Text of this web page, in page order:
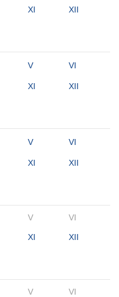
XI XII
V VI
XI XII
V VI
XI XII
V VI
XI XII
V
VI